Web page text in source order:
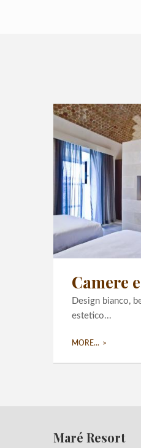
Camere
Design bianco,
estetico...
MORE...
Maré Resort